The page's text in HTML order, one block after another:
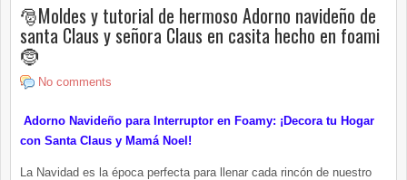
🎅Moldes y tutorial de hermoso Adorno navideño de
santa Claus y señora Claus en casita hecho en foami
🤶
No comments
Adorno Navideño para Interruptor en Foamy: ¡Decora tu Hogar
con Santa Claus y Mamá Noel!
La Navidad es la época perfecta para llenar cada rincón de nuestro